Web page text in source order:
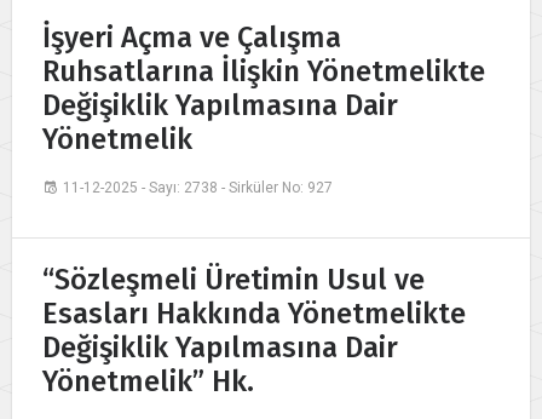
İşyeri Açma ve Çalışma
Ruhsatlarına İlişkin Yönetmelikte
Değişiklik Yapılmasına Dair
Yönetmelik
11-12-2025 - Sayı: 2738 - Sirküler No: 927
“Sözleşmeli Üretimin Usul ve
Esasları Hakkında Yönetmelikte
Değişiklik Yapılmasına Dair
Yönetmelik” Hk.